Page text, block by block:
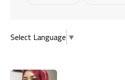
Select Language ▼